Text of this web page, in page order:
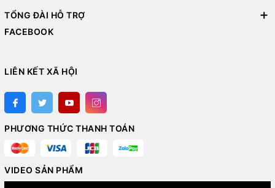
TỔNG ĐÀI HỖ TRỢ
FACEBOOK
LIÊN KẾT XÃ HỘI
PHƯƠNG THỨC THANH TOÁN
VIDEO SẢN PHẨM